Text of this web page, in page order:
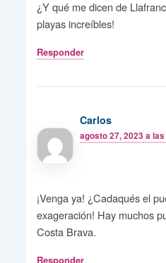
¿Y qué me dicen de
playas increíbles!
Responder
Carlos
agosto 27, 2023 a
¡Venga ya! ¿Cadaqués el
exageración! Hay muchos
Costa Brava.
Responder